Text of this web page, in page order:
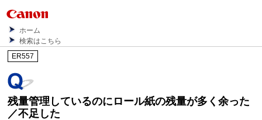
ホーム
検索はこちら
ER557
残量管理しているのにロール紙の残量が多く余った
／不足した